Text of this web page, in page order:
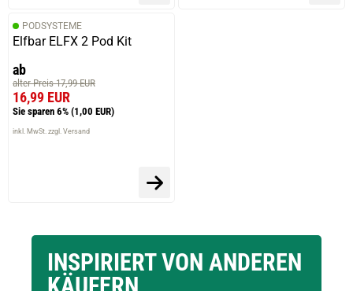
PODSYSTEME
Elfbar ELFX 2 Pod Kit
ab
alter Preis 17,99 EUR
16,99 EUR
Sie sparen 6% (1,00 EUR)
inkl. MwSt. zzgl. Versand
INSPIRIERT VON ANDEREN